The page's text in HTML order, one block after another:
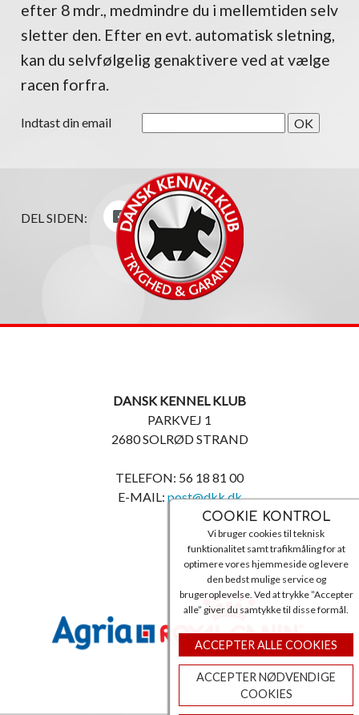
COOKIE KONTROL
Vi bruger cookies til teknisk
funktionalitet samt trafikmåling for at
optimere vores hjemmeside og levere
den bedst mulige service og
brugeroplevelse. Ved at trykke ”Accepter
alle” giver du samtykke til disse formål.
ACCEPTER ALLE COOKIES
ACCEPTER NØDVENDIGE
COOKIES
efter 8 mdr., medmindre du i mellemtiden selv
sletter den. Efter en evt. automatisk sletning,
kan du selvfølgelig genaktivere ved at vælge
racen forfra.
Indtast din email
DEL SIDEN:
DANSK KENNEL KLUB
PARKVEJ 1
2680 SOLRØD STRAND
TELEFON: 56 18 81 00
E-MAIL: post@dkk.dk